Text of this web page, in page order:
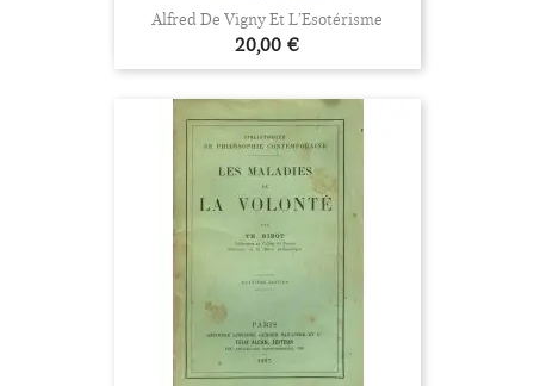
Alfred De Vigny Et L’Esotérisme
Prix
20,00 €